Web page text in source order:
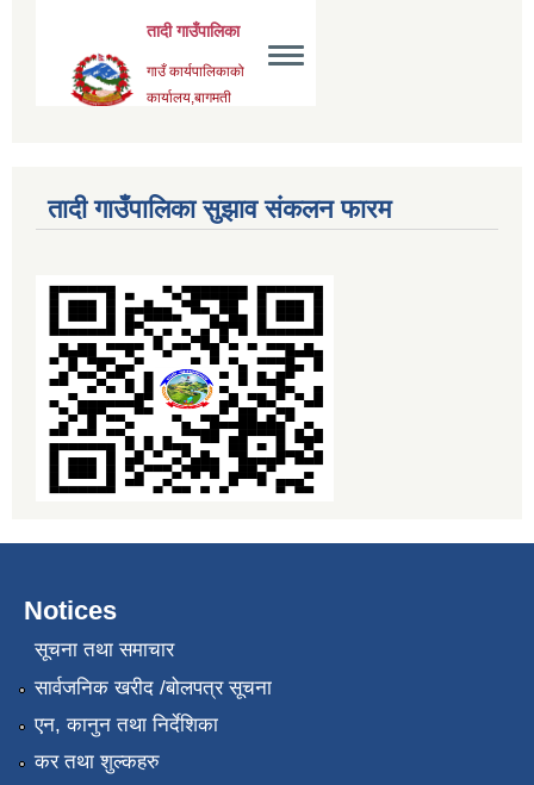
तादी गाउँपालिका सुझाव संकलन फारम
Notices
सूचना तथा समाचार
सार्वजनिक खरीद /बोलपत्र सूचना
एन, कानुन तथा निर्देशिका
कर तथा शुल्कहरु